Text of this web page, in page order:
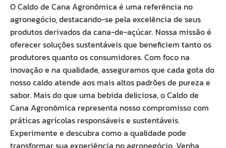
O Caldo de Cana Agronômica é uma referência no
agronegócio, destacando-se pela excelência de seus
produtos derivados da cana-de-açúcar. Nossa missão é
oferecer soluções sustentáveis que beneficiem tanto os
produtores quanto os consumidores. Com foco na
inovação e na qualidade, asseguramos que cada gota do
nosso caldo atende aos mais altos padrões de pureza e
sabor. Mais do que uma bebida deliciosa, o Caldo de
Cana Agronômica representa nosso compromisso com
práticas agrícolas responsáveis e sustentáveis.
Experimente e descubra como a qualidade pode
transformar sua experiência no agronegócio. Venha